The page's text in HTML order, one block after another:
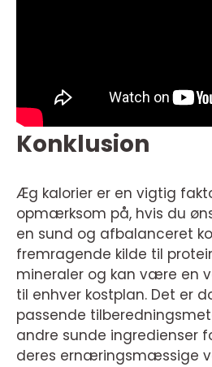
Konklusion
Æg kalorier er en vigtig
opmærksom på, hvis du
en sund og afbalanceret
fremragende kilde til
mineraler og kan være en
til enhver kostplan. Det er
passende
andre sunde ingredienser
deres ernæringsmæssige